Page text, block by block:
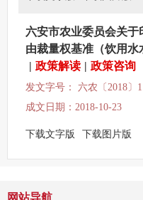
六安市农业委员会关于
由裁量权基准（饮用
| 政策解读 | 政策咨询
发文字号： 六农〔2018〕
成文日期：2018-10-23
下载文字版 下载图片版
网站导航